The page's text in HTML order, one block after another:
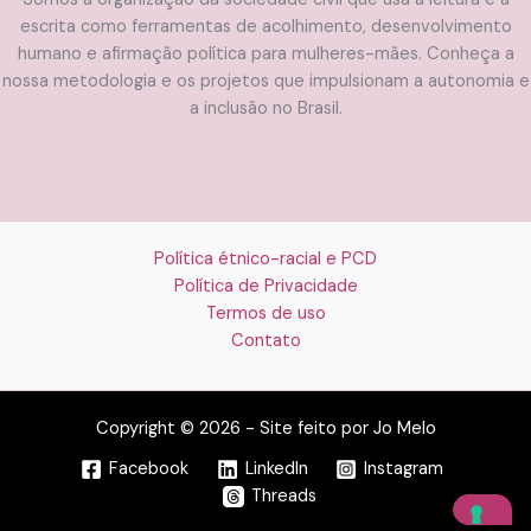
escrita como ferramentas de acolhimento, desenvolvimento
humano e afirmação política para mulheres-mães. Conheça a
nossa metodologia e os projetos que impulsionam a autonomia e
a inclusão no Brasil.
Política étnico-racial e PCD
Política de Privacidade
Termos de uso
Contato
Copyright © 2026 - Site feito por Jo Melo
Facebook
LinkedIn
Instagram
Threads